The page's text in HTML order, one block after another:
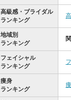
高級感・ブライダル
ランキング
地域別
ランキング
フェイシャル
ランキング
痩身
ランキング